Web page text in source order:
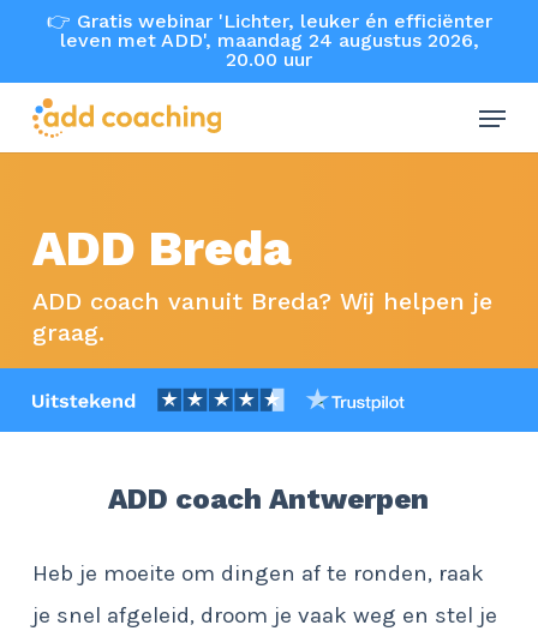
main
content
👉 Gratis webinar 'Lichter, leuker én efficiënter
leven met ADD', maandag 24 augustus 2026,
20.00 uur
Menu
ADD Breda
ADD coach vanuit Breda? Wij helpen je
graag.
ADD coach Antwerpen
Heb je moeite om dingen af te ronden, raak
je snel afgeleid, droom je vaak weg en stel je